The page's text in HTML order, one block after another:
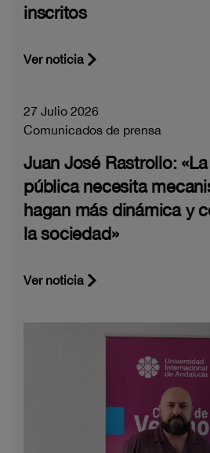
inscritos
Ver noticia
27 Julio 2026
Comunicados de prensa
Juan José Rastrollo:
pública necesita
hagan más dinámica y
la sociedad»
Ver noticia